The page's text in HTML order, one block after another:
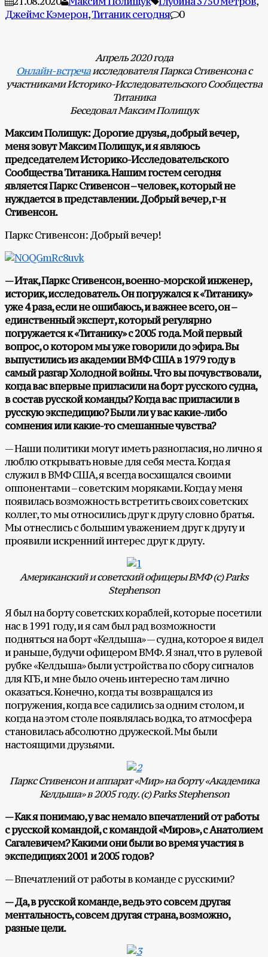
Джеймс Кэмерон,Титаник сегодня 0
Апрель 2020 года
Онлайн-встречаисследователя Паркса Стивенсона с
участниками Историко-Исследовательского Сообщества
Титаника
Беседовал Максим Полищук
Максим Полищук: Дорогие друзья, добрый вечер,
меня зовут Максим Полищук, и я являюсь
председателем Историко-Исследовательского
Сообщества Титаника. Нашим гостем сегодня
является Паркс Стивенсон – человек, который не
нуждается в представлении. Добрый вечер, г-н
Стивенсон.
Паркс Стивенсон: Добрый вечер!
— Итак, Паркс Стивенсон, военно-морской инженер,
историк, исследователь. Он погружался к «Титанику»
уже 4 раза, если не ошибаюсь, и важнее всего, он –
единственный эксперт, который регулярно
погружается к «Титанику» с 2005 года. Мой первый
вопрос, о котором мы уже говорили до эфира. Вы
выпустились из академии ВМФ США в 1979 году в
самый разгар Холодной войны. Что вы почувствовали,
когда вас впервые пригласили на борт русского судна,
в состав русской команды? Когда вас пригласили в
русскую экспедицию? Были ли у вас какие-либо
сомнения или какие-то смешанные чувства?
— Наши политики могут иметь разногласия, но лично я
люблю открывать новые для себя места. Когда я
служил в ВМФ США, я всегда восхищался своими
оппонентами – советским моряками. Когда у меня
появилась возможность встретить своих советских
коллег, то мы относились друг к другу словно братья.
Мы отнеслись с большим уважением друг к другу и
проявили искренний интерес друг к другу.
Американский и советский офицеры ВМФ (с)Parks
Stephenson
Я был на борту советских кораблей, которые посетили
нас в 1991 году, и я сам был рад возможности
подняться на борт «Келдыша» — судна, которое я видел
и раньше, будучи офицером ВМФ. Я знал, что в рулевой
рубке «Келдыша» были устройства по сбору сигналов
для КГБ, и мне было очень интересно там лично
оказаться. Конечно, когда ты возвращался из
погружения, когда все садились за одним столом, и
когда на этом столе появлялась водка, то атмосфера
становилась абсолютно дружеской. Мы были
настоящими друзьями.
Паркс Стивенсон и аппарат «Мир» на борту «Академика
Келдыша» в 2005 году. (с)Parks Stephenson
— Как я понимаю, у вас немало впечатлений от работы
с русской командой, с командой «Миров», с Анатолием
Сагалевичем? Какими они были во время участия в
экспедициях 2001 и 2005 годов?
— Впечатлений от работы в команде с русскими?
— Да, в русской команде, ведь это совсем другая
ментальность, совсем другая страна, возможно,
разные цели.